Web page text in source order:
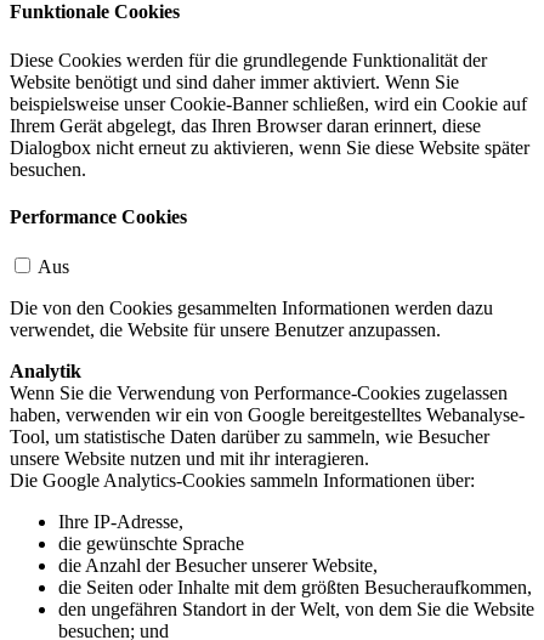
Funktionale Cookies
Diese Cookies werden für die grundlegende Funktionalität der
Website benötigt und sind daher immer aktiviert. Wenn Sie
beispielsweise unser Cookie-Banner schließen, wird ein Cookie auf
Ihrem Gerät abgelegt, das Ihren Browser daran erinnert, diese
Dialogbox nicht erneut zu aktivieren, wenn Sie diese Website später
besuchen.
Performance Cookies
Aus
Die von den Cookies gesammelten Informationen werden dazu
verwendet, die Website für unsere Benutzer anzupassen.
Analytik
Wenn Sie die Verwendung von Performance-Cookies zugelassen
haben, verwenden wir ein von Google bereitgestelltes Webanalyse-
Tool, um statistische Daten darüber zu sammeln, wie Besucher
unsere Website nutzen und mit ihr interagieren.
Die Google Analytics-Cookies sammeln Informationen über:
Ihre IP-Adresse,
die gewünschte Sprache
die Anzahl der Besucher unserer Website,
die Seiten oder Inhalte mit dem größten Besucheraufkommen,
den ungefähren Standort in der Welt, von dem Sie die Website
besuchen; und